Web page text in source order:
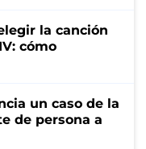
la canción
cómo
un caso de la
de persona a